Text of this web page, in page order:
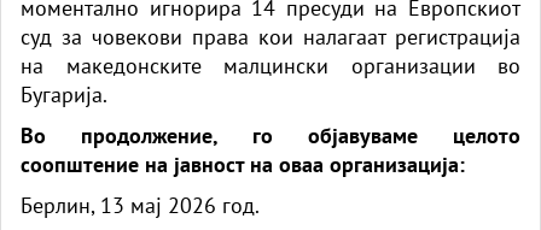
моментално игнорира 14 пресуди на Европскиот
суд за човекови права кои налагаат регистрација
на македонските малцински организации во
Бугарија.
Во продолжение, го објавуваме целото
соопштение на јавност на оваа организација:
Берлин, 13 мај 2026 год.